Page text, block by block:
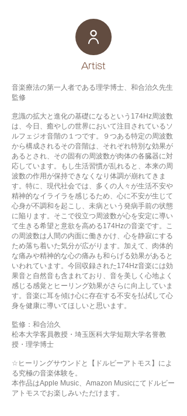
​Artist
音楽療法の第一人者である理学博士、和合治久先生
監修
意識の拡大と進化の基礎になるという174Hz周波数
は、今日、癒やしの世界において注目されているソ
ルフェジオ音階の１つです。９つある特定の周波数
から構成されるその音階は、それぞれ特別な効果が
あるとされ、その固有の周波数が肉体の各臓器に対
応しています。もし生活習慣が乱れると、本来の周
波数の作用が保持できなくなり体調が崩れてきま
す。特に、現代社会では、多くの人々が生活不安や
精神的なイライラを感じるため、心に不安が生じて
心身が不調和を起こし、未病という発病手前の状態
に陥ります。そこで役立つ周波数が心を安定に導い
て生きる希望と意欲を高める174Hzの音楽です。こ
の周波数は人間の内面に働きかけ、心を静寂にする
ため落ち着いた気分が広がります。加えて、肉体的
な痛みや精神的な心の痛みも和らげる効果があると
いわれています。今回収録された174Hz音楽には効
果音と自然音も含まれており、音を美しく心地よく
感じる感覚とヒーリング効果がさらに向上していま
す。音楽に耳を傾け心に存在する不安を払拭して心
身を健康に導いてほしいと思います。
監修：和合治久
松本大学客員教授・埼玉医科大学短期大学名誉教
授・理学博士
☆ヒーリングサウンドと【ドルビーアトモス】によ
る究極の音楽体験を。
本作品はApple Music、Amazon Musicにてドルビー
アトモスでお楽しみいただけます。